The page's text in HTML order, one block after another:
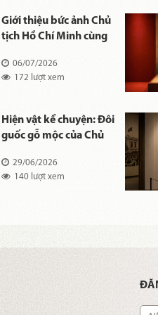
Giới thiệu bức ảnh Chủ
tịch Hồ Chí Minh cùng
Chính phủ Việt Nam
Dân chủ Cộng hòa tại lễ
11/10/1945.
06/07/2026
172 lượt xem
Hiện vật kể chuyện: Đôi
guốc gỗ mộc của Chủ
29/06/2026
140 lượt xem